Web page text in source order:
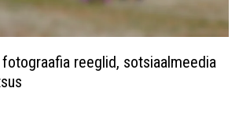
reeglid, sotsiaalmeedia